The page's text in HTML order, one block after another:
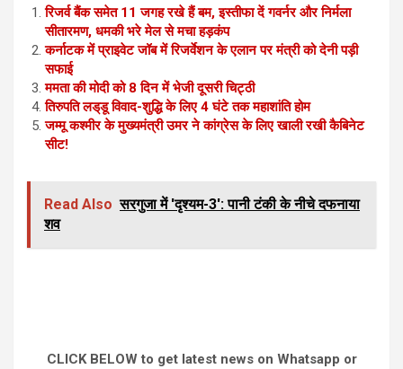
रिजर्व बैंक समेत 11 जगह रखे हैं बम, इस्तीफा दें गवर्नर और निर्मला
सीतारमण, धमकी भरे मेल से मचा हड़कंप
कर्नाटक में प्राइवेट जॉब में रिजर्वेशन के एलान पर मंत्री को देनी पड़ी
सफाई
ममता की मोदी को 8 दिन में भेजी दूसरी चिट्ठी
तिरुपति लड्‌डू विवाद-शुद्धि के लिए 4 घंटे तक महाशांति होम
जम्मू कश्मीर के मुख्यमंत्री उमर ने कांग्रेस के लिए खाली रखी कैबिनेट
सीट!
Read Also सरगुजा में 'दृश्यम-3': पानी टंकी के नीचे दफनाया
शव
CLICK BELOW to get latest news on Whatsapp or